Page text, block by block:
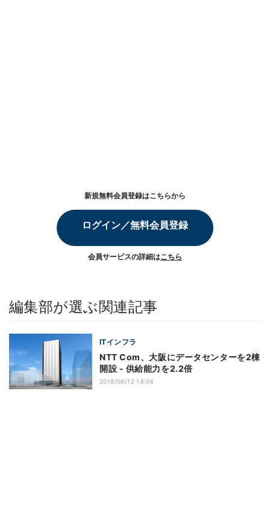
新規無料会員登録はこちらから
ログイン／無料会員登録
会員サービスの詳細はこちら
編集部が選ぶ関連記事
ITインフラ
NTT Com、大阪にデータセンターを2棟
開設 - 供給能力を2.2倍
2018/09/12 14:04